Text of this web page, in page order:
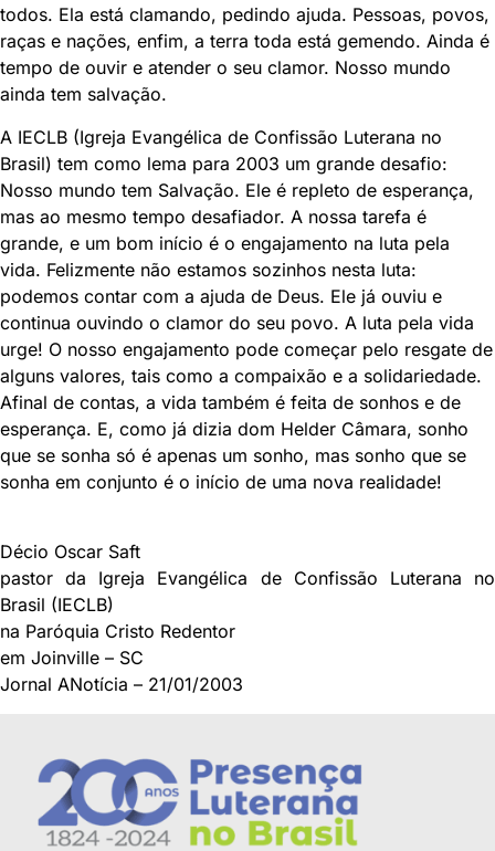
todos. Ela está clamando, pedindo ajuda. Pessoas, povos,
raças e nações, enfim, a terra toda está gemendo. Ainda é
tempo de ouvir e atender o seu clamor. Nosso mundo
ainda tem salvação.
A IECLB (Igreja Evangélica de Confissão Luterana no
Brasil) tem como lema para 2003 um grande desafio:
Nosso mundo tem Salvação. Ele é repleto de esperança,
mas ao mesmo tempo desafiador. A nossa tarefa é
grande, e um bom início é o engajamento na luta pela
vida. Felizmente não estamos sozinhos nesta luta:
podemos contar com a ajuda de Deus. Ele já ouviu e
continua ouvindo o clamor do seu povo. A luta pela vida
urge! O nosso engajamento pode começar pelo resgate de
alguns valores, tais como a compaixão e a solidariedade.
Afinal de contas, a vida também é feita de sonhos e de
esperança. E, como já dizia dom Helder Câmara, sonho
que se sonha só é apenas um sonho, mas sonho que se
sonha em conjunto é o início de uma nova realidade!
Décio Oscar Saft
pastor da Igreja Evangélica de Confissão Luterana no
Brasil (IECLB)
na Paróquia Cristo Redentor
em Joinville – SC
Jornal ANotícia – 21/01/2003